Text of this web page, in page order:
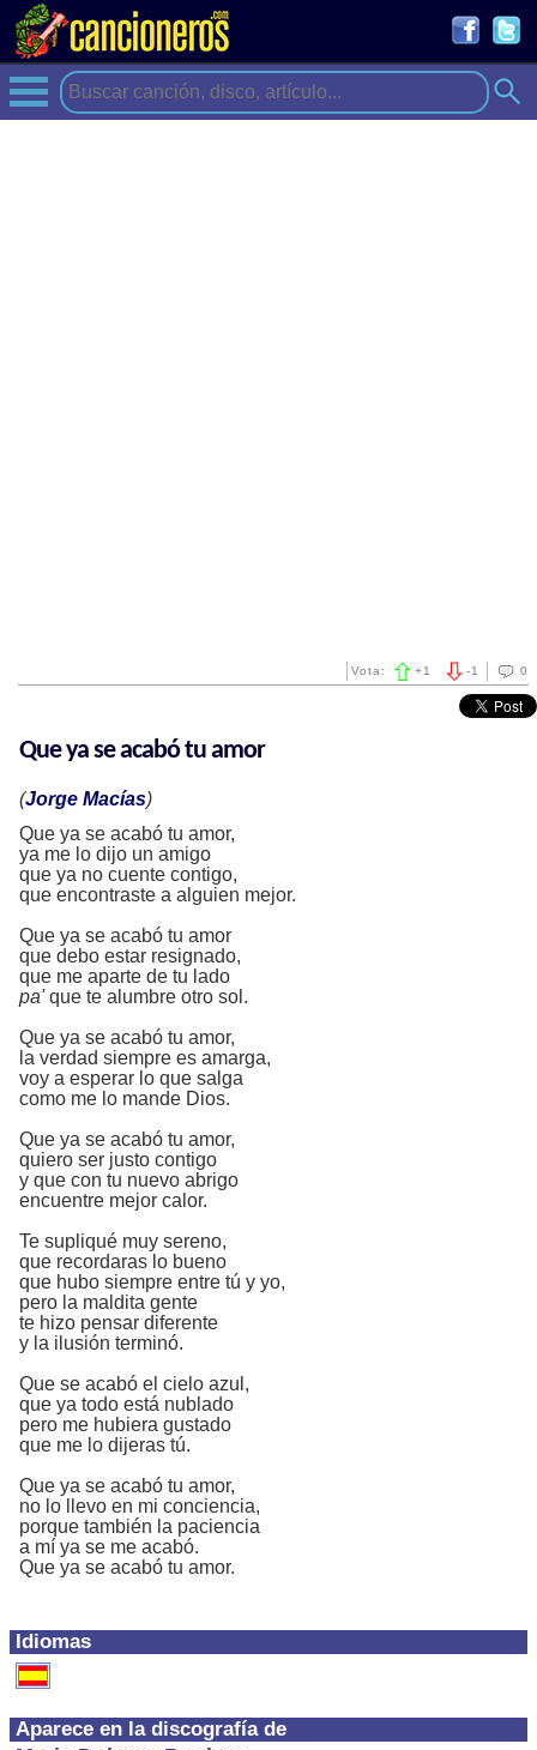
0
-1
Vota: +1
Idiomas
Aparece en la discografía de
Que ya se acabó tu amor
(Jorge Macías)
Que ya se acabó tu amor,
ya me lo dijo un amigo
que ya no cuente contigo,
que encontraste a alguien mejor.
Que ya se acabó tu amor
que debo estar resignado,
que me aparte de tu lado
pa'que te alumbre otro sol.
Que ya se acabó tu amor,
la verdad siempre es amarga,
voy a esperar lo que salga
como me lo mande Dios.
Que ya se acabó tu amor,
quiero ser justo contigo
y que con tu nuevo abrigo
encuentre mejor calor.
Te supliqué muy sereno,
que recordaras lo bueno
que hubo siempre entre tú y yo,
pero la maldita gente
te hizo pensar diferente
y la ilusión terminó.
Que se acabó el cielo azul,
que ya todo está nublado
pero me hubiera gustado
que me lo dijeras tú.
Que ya se acabó tu amor,
no lo llevo en mi conciencia,
porque también la paciencia
a mí ya se me acabó.
Que ya se acabó tu amor.